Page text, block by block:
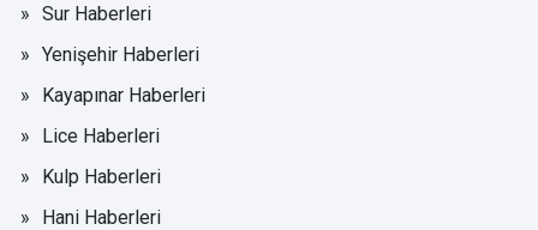
Sur Haberleri
Yenişehir Haberleri
Kayapınar Haberleri
Lice Haberleri
Kulp Haberleri
Hani Haberleri